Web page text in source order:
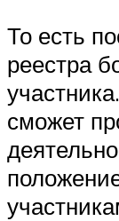
То есть
реестра
сможет